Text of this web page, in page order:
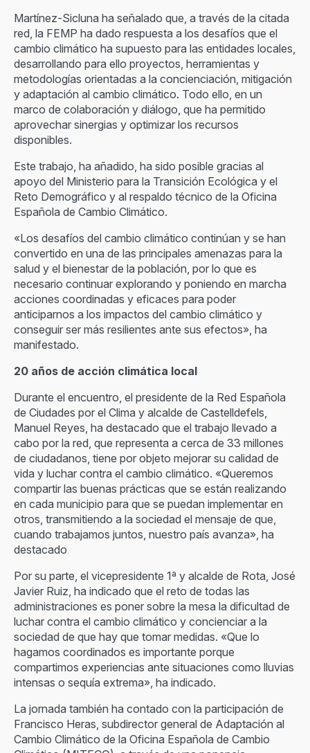
Martínez-Sicluna ha señalado que, a través de la citada
red, la FEMP ha dado respuesta a los desafíos que el
cambio climático ha supuesto para las entidades locales,
desarrollando para ello proyectos, herramientas y
metodologías orientadas a la concienciación, mitigación
y adaptación al cambio climático. Todo ello, en un
marco de colaboración y diálogo, que ha permitido
aprovechar sinergias y optimizar los recursos
disponibles.
Este trabajo, ha añadido, ha sido posible gracias al
apoyo del Ministerio para la Transición Ecológica y el
Reto Demográfico y al respaldo técnico de la Oficina
Española de Cambio Climático.
«Los desafíos del cambio climático continúan y se han
convertido en una de las principales amenazas para la
salud y el bienestar de la población, por lo que es
necesario continuar explorando y poniendo en marcha
acciones coordinadas y eficaces para poder
anticiparnos a los impactos del cambio climático y
conseguir ser más resilientes ante sus efectos», ha
manifestado.
20 años de acción climática local
Durante el encuentro, el presidente de la Red Española
de Ciudades por el Clima y alcalde de Castelldefels,
Manuel Reyes, ha destacado que el trabajo llevado a
cabo por la red, que representa a cerca de 33 millones
de ciudadanos, tiene por objeto mejorar su calidad de
vida y luchar contra el cambio climático. «Queremos
compartir las buenas prácticas que se están realizando
en cada municipio para que se puedan implementar en
otros, transmitiendo a la sociedad el mensaje de que,
cuando trabajamos juntos, nuestro país avanza», ha
destacado
Por su parte, el vicepresidente 1ª y alcalde de Rota, José
Javier Ruiz, ha indicado que el reto de todas las
administraciones es poner sobre la mesa la dificultad de
luchar contra el cambio climático y concienciar a la
sociedad de que hay que tomar medidas. «Que lo
hagamos coordinados es importante porque
compartimos experiencias ante situaciones como lluvias
intensas o sequía extrema», ha indicado.
La jornada también ha contado con la participación de
Francisco Heras, subdirector general de Adaptación al
Cambio Climático de la Oficina Española de Cambio